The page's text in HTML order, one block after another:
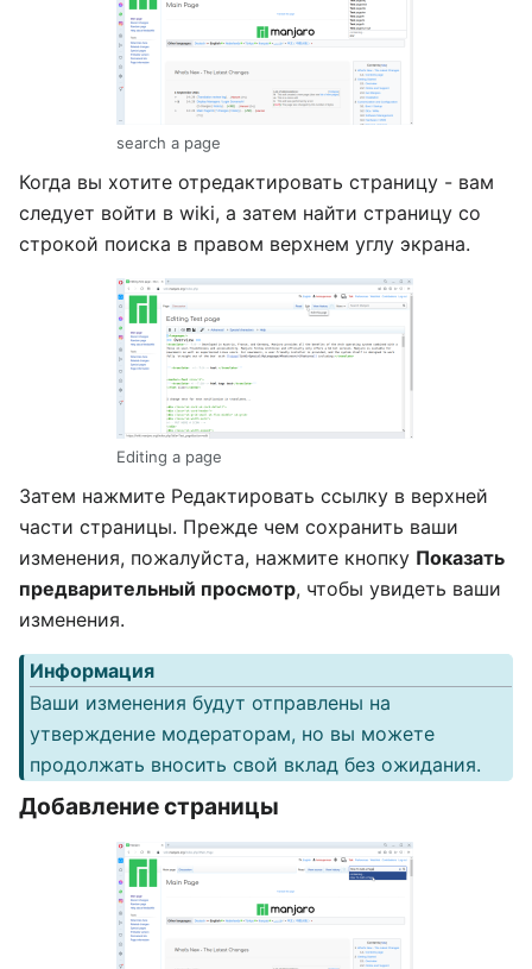
search a page
Когда вы хотите отредактировать страницу - вам
следует войти в wiki, а затем найти страницу со
строкой поиска в правом верхнем углу экрана.
Editing a page
Затем нажмите Редактировать ссылку в верхней
части страницы. Прежде чем сохранить ваши
изменения, пожалуйста, нажмите кнопку Показать
предварительный просмотр, чтобы увидеть ваши
изменения.
Информация
Ваши изменения будут отправлены на
утверждение модераторам, но вы можете
продолжать вносить свой вклад без ожидания.
Добавление страницы